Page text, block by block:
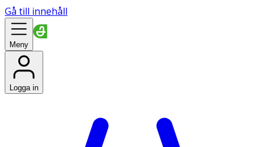
Gå till innehåll
Meny
Logga in